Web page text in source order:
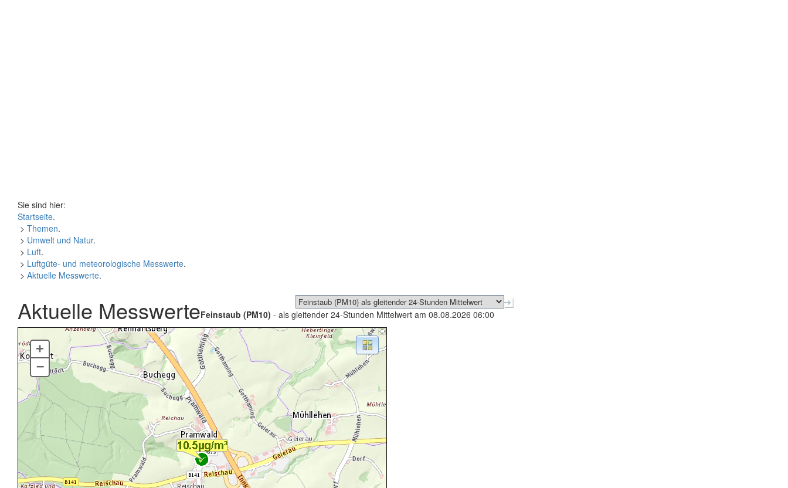
Sie sind hier:
Startseite.
> Themen.
> Umwelt und Natur.
> Luft.
> Luftgüte- und meteorologische Messwerte.
> Aktuelle Messwerte.
Aktuelle MesswerteFeinstaub (PM10) - als gleitender 24-Stunden Mittelwert am 08.08.2026 06:00
+
–